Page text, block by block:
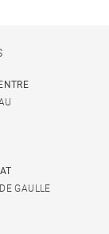
GAULLE